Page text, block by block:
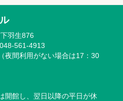
羽生876
561-4913
夜間利用がない場合は17：30
館し、翌日以降の平日が休